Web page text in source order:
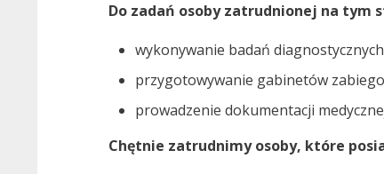
Do zadań osoby zatrudnionej na tym
wykonywanie badań
przygotowywanie gabinetów
prowadzenie dokumentacji
Chętnie zatrudnimy osoby, które